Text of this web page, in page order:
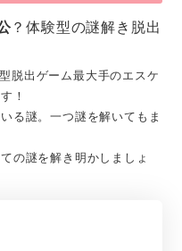
？体験型の謎解き脱出
脱出ゲーム最大手のエスケ
！
る謎。一つ謎を解いてもま
の謎を解き明かしましょ